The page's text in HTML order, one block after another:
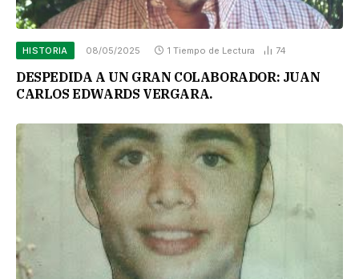
HISTORIA 08/05/2025 1 Tiempo de Lectura 74
DESPEDIDA A UN GRAN COLABORADOR: JUAN
CARLOS EDWARDS VERGARA.